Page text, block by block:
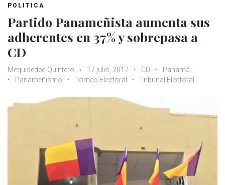
POLITICA
Partido Panameñista aumenta sus
adherentes en 37% y sobrepasa a
CD
Mequisedec Quintero 17 julio, 2017 CD
Panamá
Panameñismo
Torneo Electoral Tribunal Electoral